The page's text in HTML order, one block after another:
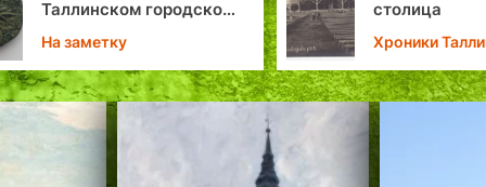
столица
Хроники Таллина